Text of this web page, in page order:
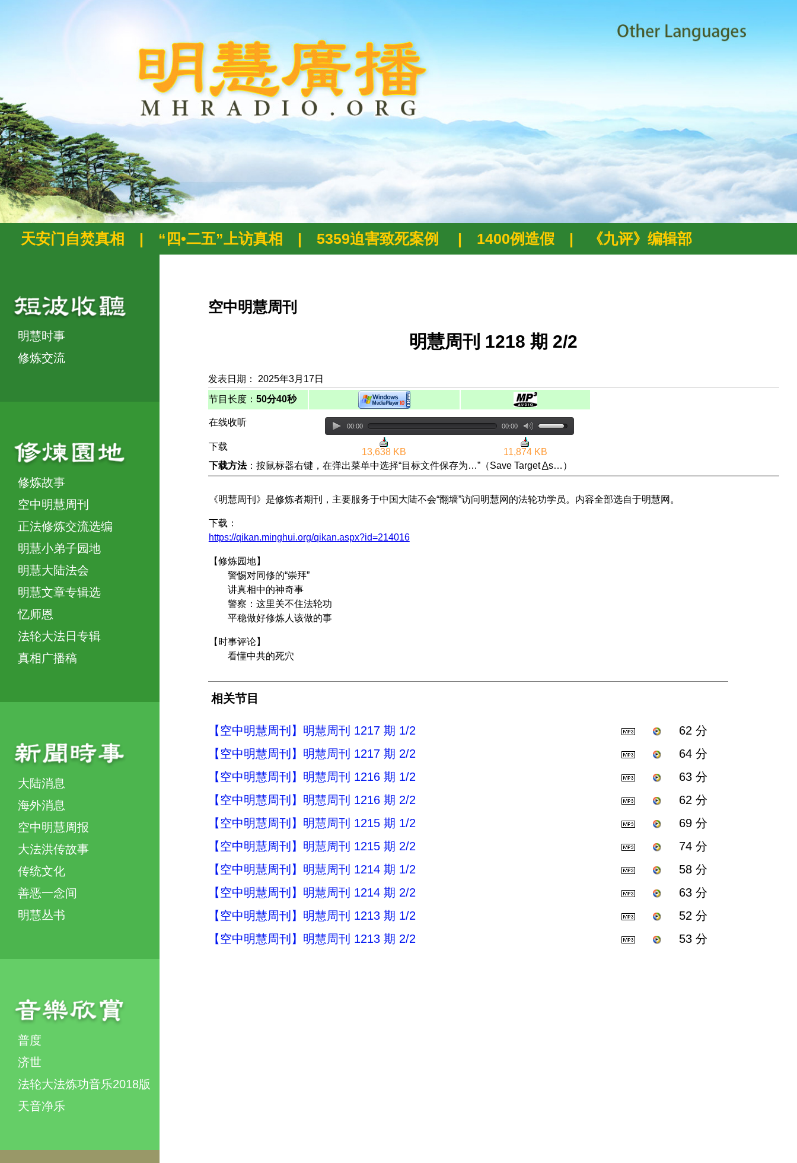
天安门自焚真相 | “四•二五”上访真相 | 5359迫害致死案例 | 1400例造假 | 《九评》编辑部
明慧时事
修炼交流
修炼故事
空中明慧周刊
正法修炼交流选编
明慧小弟子园地
明慧大陆法会
明慧文章专辑选
忆师恩
法轮大法日专辑
真相广播稿
大陆消息
海外消息
空中明慧周报
大法洪传故事
传统文化
善恶一念间
明慧丛书
普度
济世
法轮大法炼功音乐2018版
天音净乐
空中明慧周刊
明慧周刊 1218 期 2/2
发表日期： 2025年3月17日
节目长度： 50分40秒
在线收听 00:00 00:00
下载
13,638 KB
11,874 KB
下载方法：按鼠标器右键，在弹出菜单中选择“目标文件保存为…”（Save TargetAs…）
《明慧周刊》是修炼者期刊，主要服务于中国大陆不会“翻墙”访问明慧网的法轮功学员。内容全部选自于明慧网。
下载：
https://qikan.minghui.org/qikan.aspx?id=214016
【修炼园地】
警惕对同修的“崇拜”
讲真相中的神奇事
警察：这里关不住法轮功
平稳做好修炼人该做的事
【时事评论】
看懂中共的死穴
相关节目
【空中明慧周刊】明慧周刊 1217 期 1/2
62 分
【空中明慧周刊】明慧周刊 1217 期 2/2
64 分
【空中明慧周刊】明慧周刊 1216 期 1/2
63 分
【空中明慧周刊】明慧周刊 1216 期 2/2
62 分
【空中明慧周刊】明慧周刊 1215 期 1/2
69 分
【空中明慧周刊】明慧周刊 1215 期 2/2
74 分
【空中明慧周刊】明慧周刊 1214 期 1/2
58 分
【空中明慧周刊】明慧周刊 1214 期 2/2
63 分
【空中明慧周刊】明慧周刊 1213 期 1/2
52 分
【空中明慧周刊】明慧周刊 1213 期 2/2
53 分